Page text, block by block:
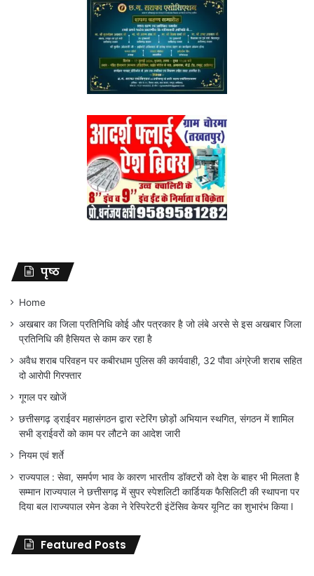
पृष्ठ
Home
अखबार का जिला प्रतिनिधि कोई और पत्रकार है जो लंबे अरसे से इस अखबार जिला
प्रतिनिधि की हैसियत से काम कर रहा है
अवैध शराब परिवहन पर कबीरधाम पुलिस की कार्यवाही, 32 पौवा अंग्रेजी शराब सहित
दो आरोपी गिरफ्तार
गूगल पर खोजें
छत्तीसगढ़ ड्राईवर महासंगठन द्वारा स्टेरिंग छोड़ों अभियान स्थगित, संगठन में शामिल
सभी ड्राईवरों को काम पर लौटने का आदेश जारी
नियम एवं शर्ते
राज्यपाल : सेवा, समर्पण भाव के कारण भारतीय डॉक्टरों को देश के बाहर भी मिलता है
सम्मान lराज्यपाल ने छत्तीसगढ़ में सुपर स्पेशलिटी कार्डियक फैसिलिटी की स्थापना पर
दिया बल lराज्यपाल रमेन डेका ने रेस्पिरेटरी इंटेंसिव केयर यूनिट का शुभारंभ किया l
Featured Posts